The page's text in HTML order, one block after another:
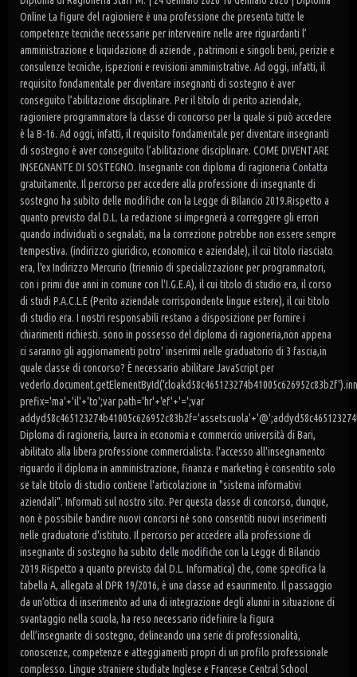
Online La figure del ragioniere è una professione che presenta tutte le
competenze tecniche necessarie per intervenire nelle aree riguardanti l’
amministrazione e liquidazione di aziende , patrimoni e singoli beni, perizie e
consulenze tecniche, ispezioni e revisioni amministrative. Ad oggi, infatti, il
requisito fondamentale per diventare insegnanti di sostegno è aver
conseguito l’abilitazione disciplinare. Per il titolo di perito aziendale,
ragioniere programmatore la classe di concorso per la quale si può accedere
è la B-16. Ad oggi, infatti, il requisito fondamentale per diventare insegnanti
di sostegno è aver conseguito l’abilitazione disciplinare. COME DIVENTARE
INSEGNANTE DI SOSTEGNO. Insegnante con diploma di ragioneria Contatta
gratuitamente. Il percorso per accedere alla professione di insegnante di
sostegno ha subito delle modifiche con la Legge di Bilancio 2019.Rispetto a
quanto previsto dal D.L. La redazione si impegnerà a correggere gli errori
quando individuati o segnalati, ma la correzione potrebbe non essere sempre
tempestiva. (indirizzo giuridico, economico e aziendale), il cui titolo riasciato
era, l'ex Indirizzo Mercurio (triennio di specializzazione per programmatori,
con i primi due anni in comune con l'I.G.E.A), il cui titolo di studio era, il corso
di studi P.A.C.L.E (Perito aziendale corrispondente lingue estere), il cui titolo
di studio era. I nostri responsabili restano a disposizione per fornire i
chiarimenti richiesti. sono in possesso del diploma di ragioneria,non appena
ci saranno gli aggiornamenti potro' inserirmi nelle graduatorio di 3 fascia,in
quale classe di concorso? È necessario abilitare JavaScript per
prefix='ma'+'il'+'to';var path='hr'+'ef'+'=';var
Diploma di ragioneria, laurea in economia e commercio università di Bari,
abilitato alla libera professione commercialista. l'accesso all'insegnamento
riguardo il diploma in amministrazione, finanza e marketing è consentito solo
se tale titolo di studio contiene l'articolazione in "sistema informativi
aziendali". Informati sul nostro sito. Per questa classe di concorso, dunque,
non è possibile bandire nuovi concorsi né sono consentiti nuovi inserimenti
nelle graduatorie d'istituto. Il percorso per accedere alla professione di
insegnante di sostegno ha subito delle modifiche con la Legge di Bilancio
2019.Rispetto a quanto previsto dal D.L. Informatica) che, come specifica la
tabella A, allegata al DPR 19/2016, è una classe ad esaurimento. Il passaggio
da un’ottica di inserimento ad una di integrazione degli alunni in situazione di
svantaggio nella scuola, ha reso necessario ridefinire la figura
dell’insegnante di sostegno, delineando una serie di professionalità,
conoscenze, competenze e atteggiamenti propri di un profilo professionale
complesso. Lingue straniere studiate Inglese e Francese Central School